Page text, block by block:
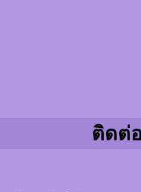
ติดต่